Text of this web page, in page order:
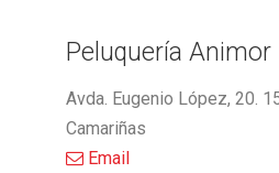
Peluquería Animor
Avda. Eugenio López, 20.
Camariñas
Email